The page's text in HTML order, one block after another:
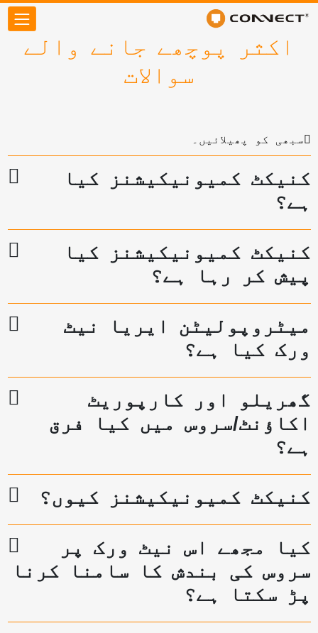
اکثر پوچھے جانے والے
سوالات
سبھی کو پھیلائیں۔
کنیکٹ کمیونیکیشنز کیا
ہے؟
کنیکٹ کمیونیکیشنز کیا
پیش کر رہا ہے؟
میٹروپولیٹن ایریا نیٹ
ورک کیا ہے؟
گھریلو اور کارپوریٹ
اکاؤنٹ/سروس میں کیا فرق
ہے؟
کنیکٹ کمیونیکیشنز کیوں؟
کیا مجھے اس نیٹ ورک پر
سروس کی بندش کا سامنا کرنا
پڑ سکتا ہے؟